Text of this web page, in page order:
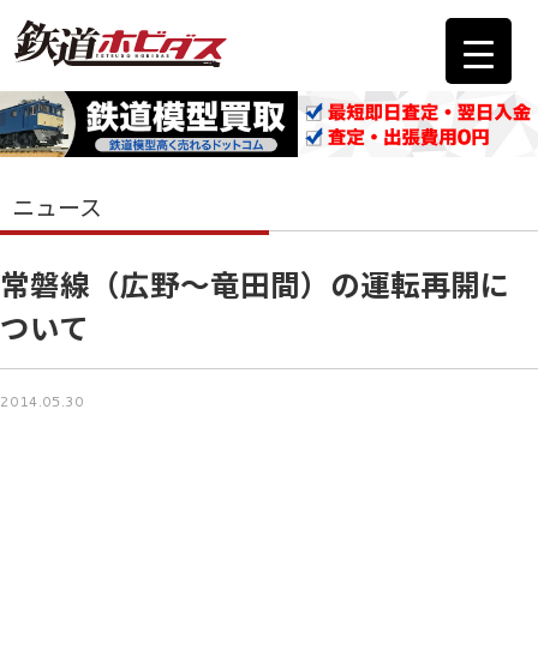
ニュース
常磐線（広野～竜田間）の運転再開に
ついて
2014.05.30